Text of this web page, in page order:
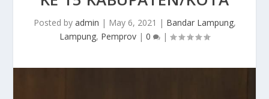
Posted by admin | May 6, 2021 | Bandar Lampung,
Lampung, Pemprov | 0 |